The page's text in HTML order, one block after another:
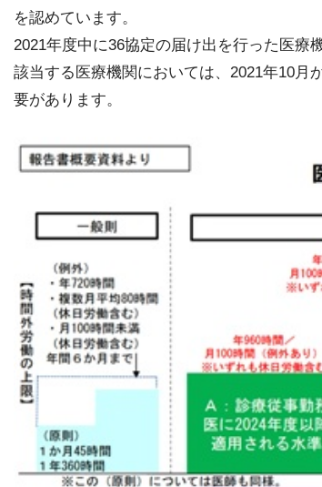
を認めています。
2021年度中に36協定の届け出を行った医療
該当する医療機関においては、2021年10月
要があります。